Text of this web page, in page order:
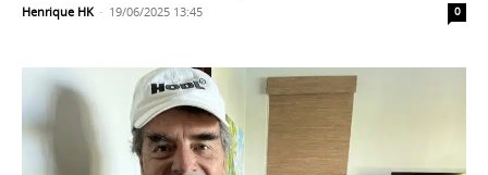
Henrique HK - 19/06/2025 13:45 0